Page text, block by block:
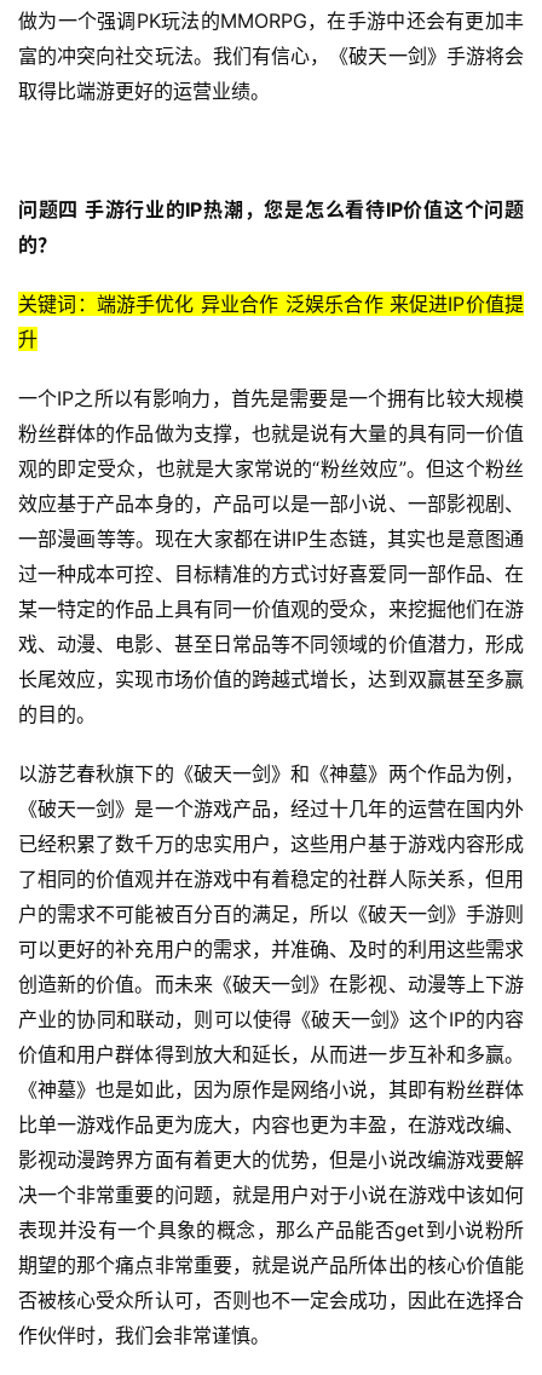
首
页
游
茶
原
创
游
戏
界
手
机
游
戏
单
机
游
休
闲
游
戏
2
0
2
做为一个强调PK玩法的MMORPG，在手游中还会有更加丰
富的冲突向社交玩法。我们有信心，《破天一剑》手游将会
取得比端游更好的运营业绩。
问题四 手游行业的IP热潮，您是怎么看待IP价值这个问题
的？
关键词：端游手优化 异业合作 泛娱乐合作 来促进IP价值提
升
一个IP之所以有影响力，首先是需要是一个拥有比较大规模
粉丝群体的作品做为支撑，也就是说有大量的具有同一价值
观的即定受众，也就是大家常说的“粉丝效应”。但这个粉丝
效应基于产品本身的，产品可以是一部小说、一部影视剧、
一部漫画等等。现在大家都在讲IP生态链，其实也是意图通
过一种成本可控、目标精准的方式讨好喜爱同一部作品、在
某一特定的作品上具有同一价值观的受众，来挖掘他们在游
戏、动漫、电影、甚至日常品等不同领域的价值潜力，形成
长尾效应，实现市场价值的跨越式增长，达到双赢甚至多赢
的目的。
以游艺春秋旗下的《破天一剑》和《神墓》两个作品为例，
《破天一剑》是一个游戏产品，经过十几年的运营在国内外
已经积累了数千万的忠实用户，这些用户基于游戏内容形成
了相同的价值观并在游戏中有着稳定的社群人际关系，但用
户的需求不可能被百分百的满足，所以《破天一剑》手游则
可以更好的补充用户的需求，并准确、及时的利用这些需求
创造新的价值。而未来《破天一剑》在影视、动漫等上下游
产业的协同和联动，则可以使得《破天一剑》这个IP的内容
价值和用户群体得到放大和延长，从而进一步互补和多赢。
《神墓》也是如此，因为原作是网络小说，其即有粉丝群体
比单一游戏作品更为庞大，内容也更为丰盈，在游戏改编、
影视动漫跨界方面有着更大的优势，但是小说改编游戏要解
决一个非常重要的问题，就是用户对于小说在游戏中该如何
表现并没有一个具象的概念，那么产品能否get到小说粉所
期望的那个痛点非常重要，就是说产品所体出的核心价值能
否被核心受众所认可，否则也不一定会成功，因此在选择合
作伙伴时，我们会非常谨慎。